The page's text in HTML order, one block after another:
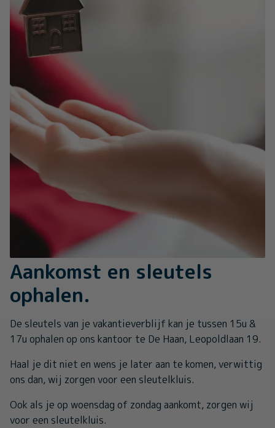
Aankomst en sleutels
ophalen.
De sleutels van je vakantieverblijf kan je tussen 15u &
17u ophalen op ons kantoor te De Haan, Leopoldlaan 19.
Haal je dit niet en wens je later aan te komen, verwittig
ons dan, wij zorgen voor een sleutelkluis.
Ook als je op woensdag of zondag aankomt, zorgen wij
voor een sleutelkluis.